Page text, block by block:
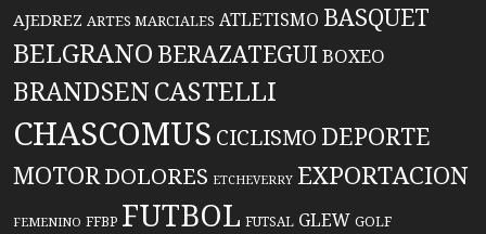
AJEDREZ ARTES MARCIALES ATLETISMO BASQUET
BELGRANO BERAZATEGUIBOXEO
BRANDSENCASTELLI
CHASCOMUS CICLISMO DEPORTE
MOTORDOLORES ETCHEVERRY EXPORTACION
FEMENINO FFBP FUTBOL FUTSAL GLEW GOLF